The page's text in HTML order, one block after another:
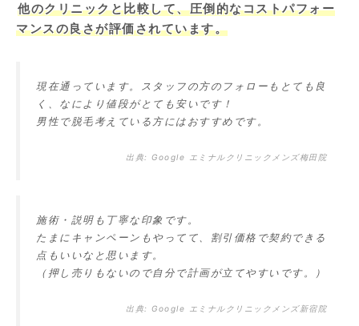
他のクリニックと比較して、圧倒的なコストパフォー
マンスの良さが評価されています。
現在通っています。スタッフの方のフォローもとても良
く、なにより値段がとても安いです！
男性で脱毛考えている方にはおすすめです。
出典: Google エミナルクリニックメンズ梅田院
施術・説明も丁寧な印象です。
たまにキャンペーンもやってて、割引価格で契約できる
点もいいなと思います。
（押し売りもないので自分で計画が立てやすいです。）
出典: Google エミナルクリニックメンズ新宿院